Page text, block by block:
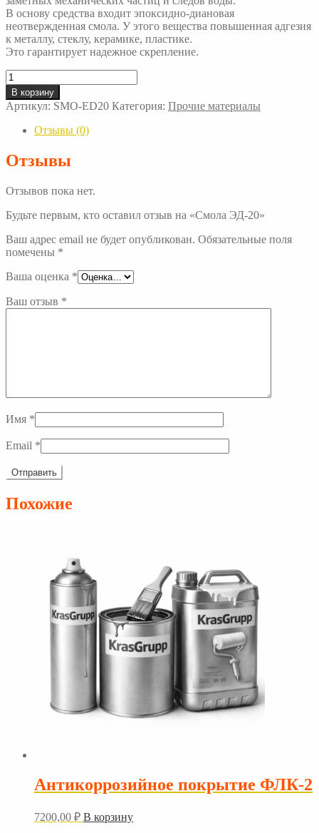
В основу средства входит эпоксидно-диановая
неотвержденная смола. У этого вещества повышенная адгезия
к металлу, стеклу, керамике, пластике.
Это гарантирует надежное скрепление.
Количество
товара
Смола
ЭД-20
В корзину
Артикул: SMO-ED20 Категория: Прочие материалы
Отзывы (0)
Отзывы
Отзывов пока нет.
Будьте первым, кто оставил отзыв на «Смола ЭД-20»
Ваш адрес email не будет опубликован. Обязательные поля
помечены *
Ваша оценка *
Ваш отзыв *
Имя *
Email *
Похожие
Антикоррозийное покрытие ФЛК-2
7200,00 ₽ В корзину